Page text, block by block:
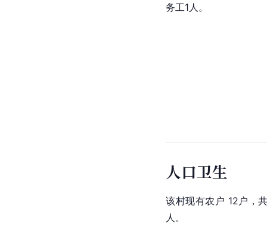
务工1人。
人口卫生
该村现有农户 12户，
人。